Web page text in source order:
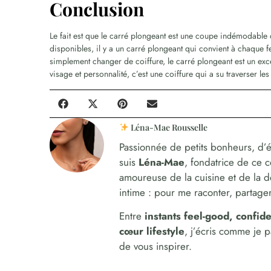
Conclusion
Le fait est que le carré plongeant est une coupe
disponibles, il y a un carré plongeant qui convient à chaque
simplement changer de coiffure, le carré plongeant est un
visage et personnalité, c’est une coiffure qui a su traverser
Léna-Mae Rousselle
Passionnée de petits bonheurs,
suis Léna-Mae, fondatrice de ce
amoureuse de la cuisine et de la
intime : pour me raconter,
Entre instants feel-good,
cœur lifestyle, j’écris comme je
de vous inspirer.